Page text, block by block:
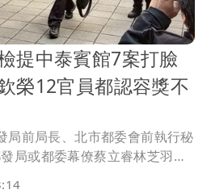
提中泰賓館7案打臉
榮12官員都認容獎不
局前局長、北市都委會前執行秘
局或都委幕僚蔡立睿林芝羽、